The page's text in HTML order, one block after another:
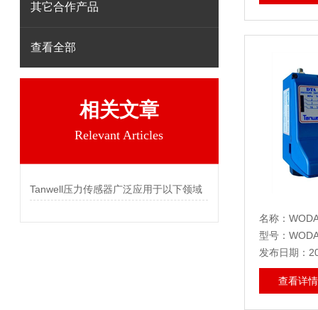
其它合作产品
查看全部
相关文章
Relevant Articles
Tanwell压力传感器广泛应用于以下领域
名称：
型号：
发布日期：
查看详情